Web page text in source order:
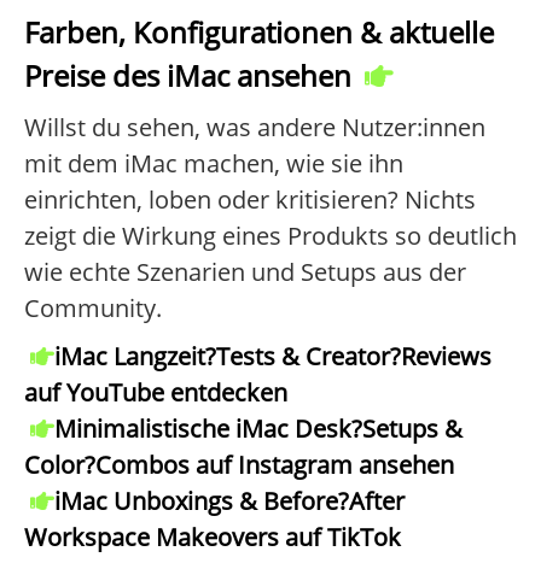
Farben, Konfigurationen & aktuelle
Preise des iMac ansehen
Willst du sehen, was andere Nutzer:innen
mit dem iMac machen, wie sie ihn
einrichten, loben oder kritisieren? Nichts
zeigt die Wirkung eines Produkts so deutlich
wie echte Szenarien und Setups aus der
Community.
iMac Langzeit?Tests & Creator?Reviews
auf YouTube entdecken
Minimalistische iMac Desk?Setups &
Color?Combos auf Instagram ansehen
iMac Unboxings & Before?After
Workspace Makeovers auf TikTok